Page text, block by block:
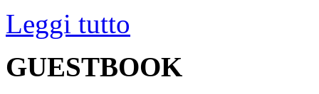
Leggi tutto
GUESTBOOK